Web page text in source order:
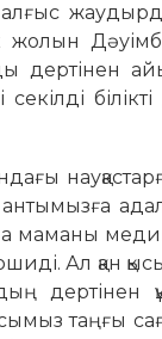
алғыс
жолын
дертінен
білікті
маманы
Ал қан
дертінен
таңғы